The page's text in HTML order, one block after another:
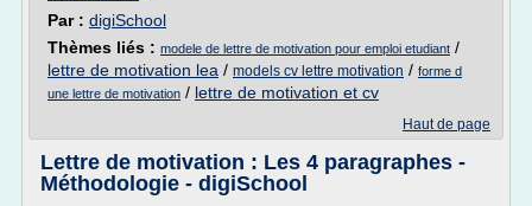
Par : digiSchool
Thèmes liés : modele de lettre de motivation pour emploi etudiant /
lettre de motivation lea / models cv lettre motivation / forme d
une lettre de motivation / lettre de motivation et cv
Haut de page
Lettre de motivation : Les 4 paragraphes -
Méthodologie - digiSchool